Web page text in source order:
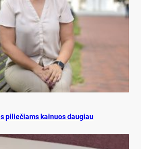
pi­lie­čiams kai­nuos dau­giau